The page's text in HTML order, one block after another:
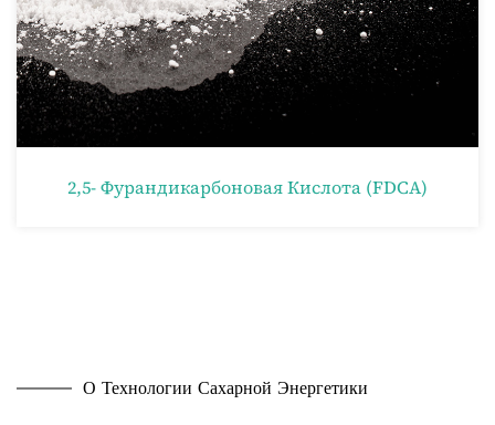
2,5- Фурандикарбоновая Кислота (FDCA)
О Технологии Сахарной Энергетики